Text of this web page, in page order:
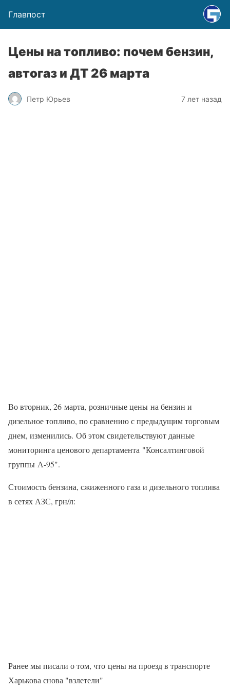
Главпост
Цены на топливо: почем бензин,
автогаз и ДТ 26 марта
Петр Юрьев 7 лет назад
Во вторник, 26 марта, розничные цены на бензин и
дизельное топливо, по сравнению с предыдущим торговым
днем, изменились. Об этом свидетельствуют данные
мониторинга ценового департамента "Консалтинговой
группы А-95".
Стоимость бензина, сжиженного газа и дизельного топлива
в сетях АЗС, грн/л:
Ранее мы писали о том, что цены на проезд в транспорте
Харькова снова "взлетели"